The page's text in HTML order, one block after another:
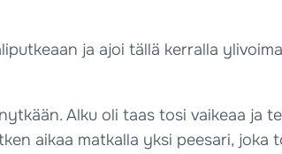
ja ajoi tällä kerralla
Alku oli taas tosi vaikeaa ja
aikaa matkalla yksi peesari,